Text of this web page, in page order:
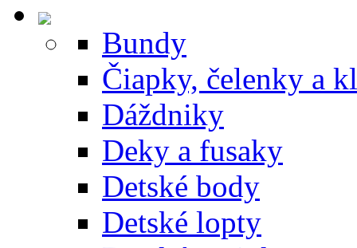
Bundy
Čiapky, čelenky a
Dáždniky
Deky a fusaky
Detské body
Detské lopty